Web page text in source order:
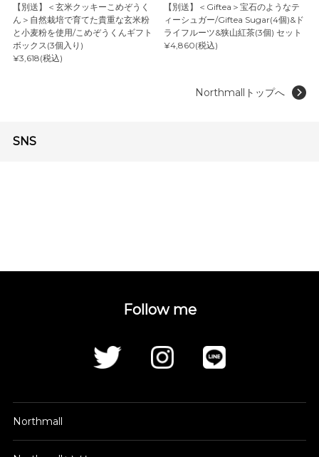
【別送】＜玄米クッキーこめぞうく
ん＞自然栽培で育てた貴重な玄米粉
と小麦粉を使用/こめぞうくんギフト
ボックス(3個入り)
¥3,618(税込)
【別送】＜Giftea＞宝石のようなテ
ィーシュガー/Giftea Sugar(4個)&ド
ライフルーツ&狭山紅茶(3個) セット
¥4,860(税込)
Northmallトップへ
SNS
Follow me
Northmall